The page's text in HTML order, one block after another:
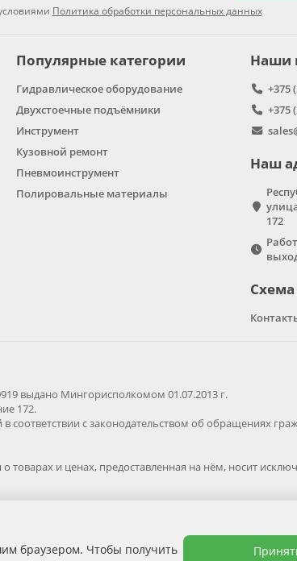
Политика обработки персональных данных
Популярные категории
Гидравлическое оборудование
Двухстоечные подъёмники
Инструмент
Кузовной ремонт
Пневмоинструмент
Полировальные материалы
Наши
+375
+375
Наш
172
Схема
выдано Мингорисполкомом 01.07.2013 г.
172.
с законодательством об обращениях
и ценах, предоставленная на нём, носит
браузером. Чтобы получить